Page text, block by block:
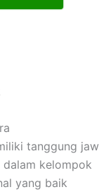
tanggung
dalam kelompok
yang baik